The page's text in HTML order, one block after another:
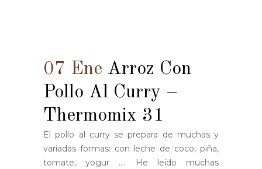
07 Ene Arroz Con
Pollo Al Curry –
Thermomix 31
El pollo al curry se prepara de muchas y
variadas formas: con leche de coco, piña,
tomate, yogur .... He leído muchas